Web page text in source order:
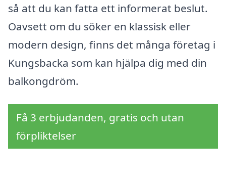
så att du kan fatta ett informerat beslut.
Oavsett om du söker en klassisk eller
modern design, finns det många företag i
Kungsbacka som kan hjälpa dig med din
balkongdröm.
Få 3 erbjudanden, gratis och utan
förpliktelser